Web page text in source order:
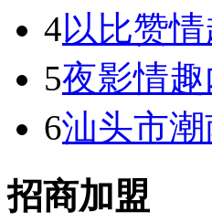
4以比赞
5夜影情
6汕头市
招商加盟